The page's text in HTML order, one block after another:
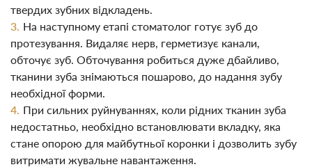
твердих зубних відкладень.
На наступному етапі стоматолог готує зуб до
протезування. Видаляє нерв, герметизує канали,
обточує зуб. Обточування робиться дуже дбайливо,
тканини зуба знімаються пошарово, до надання зубу
необхідної форми.
При сильних руйнуваннях, коли рідних тканин зуба
недостатньо, необхідно встановлювати вкладку, яка
стане опорою для майбутньої коронки і дозволить зубу
витримати жувальне навантаження.